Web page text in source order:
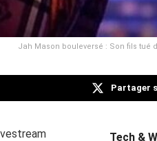
Jah Mason bouleversé : Son fils tué
Partager
Tech &